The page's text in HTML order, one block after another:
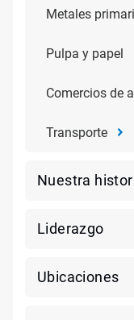
Metales
Pulpa y papel
Comercios de
Transporte
Nuestra
Liderazgo
Ubicaciones